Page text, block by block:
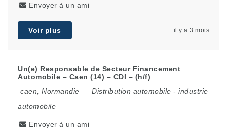
Envoyer à un ami
Voir plus il y a 3 mois
Un(e) Responsable de Secteur Financement
Automobile – Caen (14) – CDI – (h/f)
caen
Normandie Distribution automobile - industrie
automobile
Envoyer à un ami